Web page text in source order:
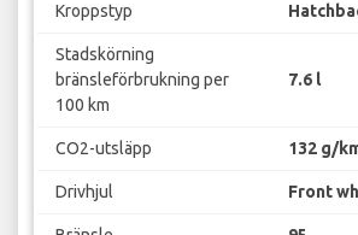
Kroppstyp
Stadskörning
bränsleförbrukning per
100 km
7.6 l
CO2-utsläpp 132 g/
Drivhjul Front